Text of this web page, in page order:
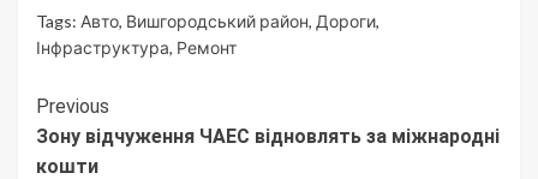
Tags: Авто, Вишгородський район, Дороги,
Інфраструктура, Ремонт
Continue
Reading
Previous
Зону відчуження ЧАЕС відновлять за міжнародні
кошти